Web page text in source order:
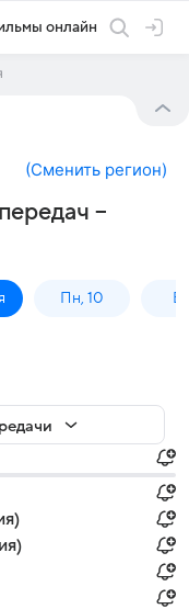
онлайн
(Сменить регион)
–
Пн, 10